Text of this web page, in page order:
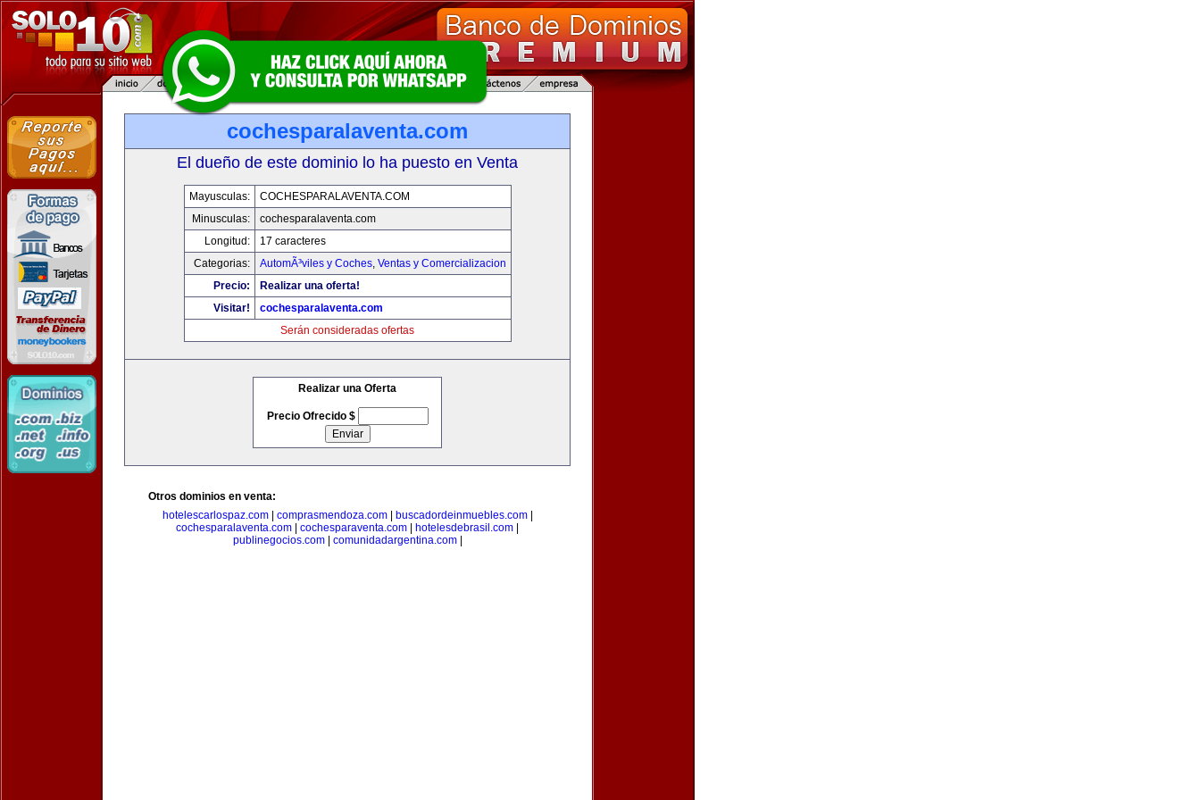
cochesparalaventa.com
El dueño de este dominio lo ha puesto en Venta
Mayusculas:
COCHESPARALAVENTA.COM
Minusculas:
cochesparalaventa.com
Longitud:
17 caracteres
Categorias:
AutomÃ³viles y Coches, Ventas y Comercializacion
Precio:
Realizar una oferta!
Visitar!
cochesparalaventa.com
Serán consideradas ofertas
Realizar una Oferta
Precio Ofrecido $
Otros dominios en venta:
hotelescarlospaz.com| comprasmendoza.com| buscadordeinmuebles.com|
cochesparalaventa.com
cochesparaventa.com hotelesdebrasil.com
publinegocios.com| comunidadargentina.com|